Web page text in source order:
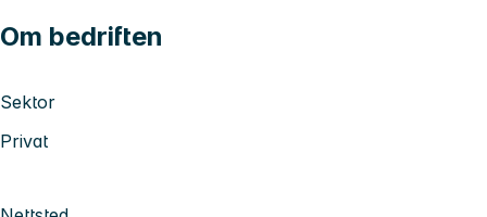
Om bedriften
Sektor
Privat